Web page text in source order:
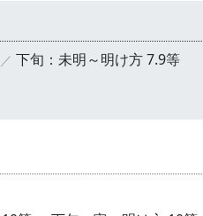
下旬：未明～明け方 7.9等